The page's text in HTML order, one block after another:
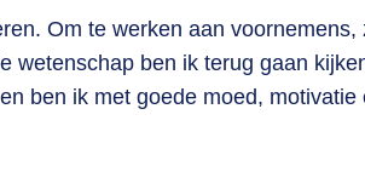
Om te werken aan voornemens,
wetenschap ben ik terug gaan
ben ik met goede moed, motivatie